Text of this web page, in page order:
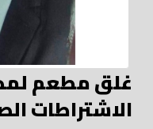
غلق مطعم
الاشتراطات